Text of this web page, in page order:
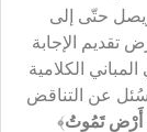
حتّى إلى
تقديم الإجابة
الكلامية
سُئل عن التناقض
أَرْضٍ تَمُوتُ﴾